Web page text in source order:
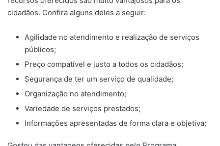
cidadãos. Confira alguns deles a seguir:
Agilidade no atendimento e realização de serviços
públicos;
Preço compatível e justo a todos os cidadãos;
Segurança de ter um serviço de qualidade;
Organização no atendimento;
Variedade de serviços prestados;
Informações apresentadas de forma clara e objetiva;